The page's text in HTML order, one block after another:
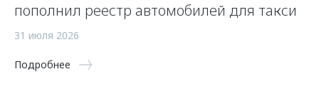
пополнил реестр автомобилей для такси
31 июля 2026
Подробнее